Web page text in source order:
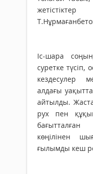
Іс-шара
суретке түсіп,
кездесулер
алдағы
айтылды.
рух пен
көңілінен
ғылымды кеш